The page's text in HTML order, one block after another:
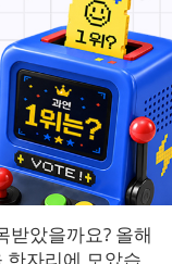
받았을까요? 올해